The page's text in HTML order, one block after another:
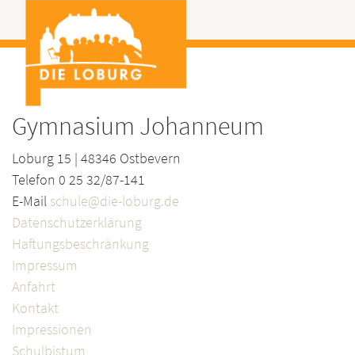
Gymnasium Johanneum
Loburg 15 | 48346 Ostbevern
Telefon 0 25 32/87-141
E-Mail schule@die-loburg.de
Datenschutzerklärung
Haftungsbeschränkung
Impressum
Anfahrt
Kontakt
Impressionen
Schulbistum